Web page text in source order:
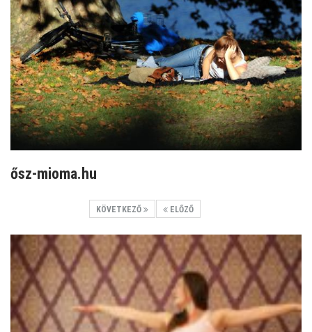
ősz-mioma.hu
KÖVETKEZŐ ELŐZŐ